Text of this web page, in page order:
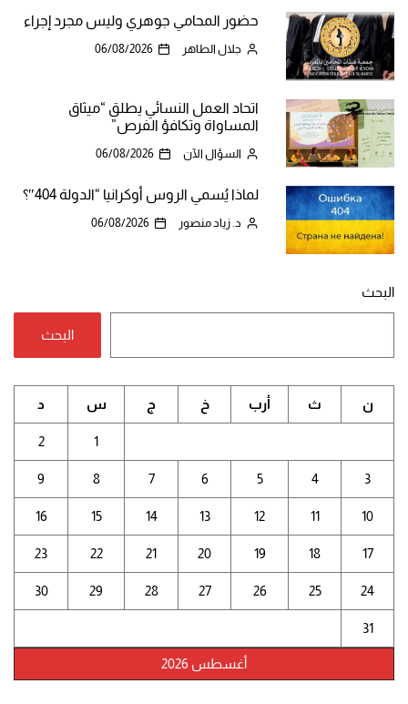
حضور المحامي جوهري وليس مجرد إجراء
جلال الطاهر 06/08/2026
اتحاد العمل النسائي يطلق “ميثاق
المساواة وتكافؤ الفرص”
السؤال الآن 06/08/2026
لماذا يُسمي الروس أوكرانيا “الدولة 404″؟
د. زياد منصور 06/08/2026
البحث
البحث
أغسطس 2026
ن ث أرب خ ج س د
1
2
3
4
5
6
7
8
9
10
11
12
13
14
15
16
17
18
19
20
21
22
23
24
25
26
27
28
29
30
31